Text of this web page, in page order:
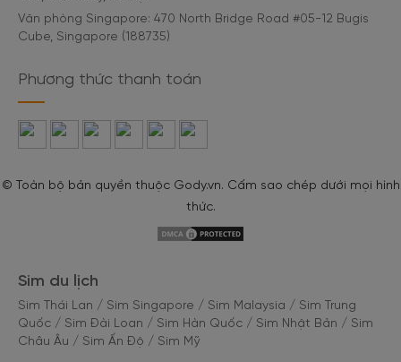
Văn phòng Singapore: 470 North Bridge Road #05-12 Bugis
Cube, Singapore (188735)
Phương thức thanh toán
© Toàn bộ bản quyền thuộc Gody.vn. Cấm sao chép dưới mọi hình
thức.
Sim du lịch
Sim Thái Lan / Sim Singapore / Sim Malaysia / Sim Trung
Quốc / Sim Đài Loan / Sim Hàn Quốc / Sim Nhật Bản / Sim
Châu Âu / Sim Ấn Độ / Sim Mỹ